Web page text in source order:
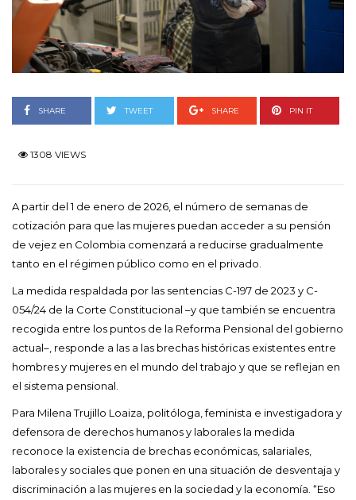
SHARE TWEET SHARE PIN IT
1308 VIEWS
A partir del 1 de enero de 2026, el número de semanas de
cotización para que las mujeres puedan acceder a su pensión
de vejez en Colombia comenzará a reducirse gradualmente
tanto en el régimen público como en el privado.
La medida respaldada por las sentencias C-197 de 2023 y C-
054/24 de la Corte Constitucional –y que también se encuentra
recogida entre los puntos de la Reforma Pensional del gobierno
actual–, responde a las a las brechas históricas existentes entre
hombres y mujeres en el mundo del trabajo y que se reflejan en
el sistema pensional.
Para Milena Trujillo Loaiza, politóloga, feminista e investigadora y
defensora de derechos humanos y laborales la medida
reconoce la existencia de brechas económicas, salariales,
laborales y sociales que ponen en una situación de desventaja y
discriminación a las mujeres en la sociedad y la economía. “Eso